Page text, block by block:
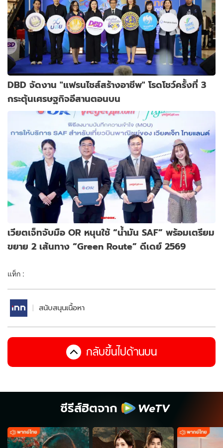
DBD จัดงาน "แฟรนไชส์สร้างอาชีพ" โรดโชว์ครั้งที่ 3
กระตุ้นเศรษฐกิจอีสานตอนบน
เวียตเจ็ทจับมือ OR หนุนใช้ “น้ำมัน SAF” พร้อมเตรียม
ขยาย 2 เส้นทาง “Green Route” ดีเดย์ 2569
แท็ก :
สนับสนุนเนื้อหา
กลับขึ้นไปด้านบน
ซีรีส์ฮิตจาก